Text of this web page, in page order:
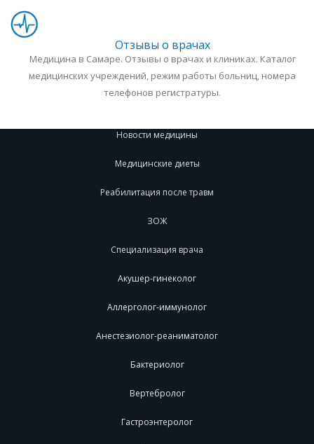
Отзывы о врачах
Медицина в Самаре. Отзывы о врачах и клиниках. Каталог
медицинских учреждений, режим работы больниц, номера
телефонов регистратуры.
Новости медицины
Медицинские диеты
Реабилитация после травм
ЗОЖ
Специализация врача
Акушер-гинеколог
Аллерголог-иммунолог
Анестезиолог-реаниматолог
Бактериолог
Вертебролог
Гастроэнтеролог